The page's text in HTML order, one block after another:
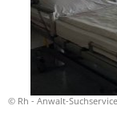
© Rh - Anwalt-Suchservice